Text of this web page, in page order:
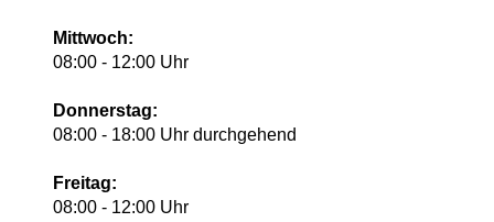
Mittwoch:
08:00 - 12:00 Uhr
Donnerstag:
08:00 - 18:00 Uhr durchgehend
Freitag:
08:00 - 12:00 Uhr